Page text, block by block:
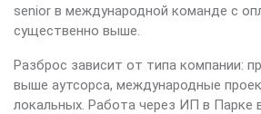
senior в международной команде с
существенно выше.
Разброс зависит от типа компании:
выше аутсорса, международные
локальных. Работа через ИП в Парке